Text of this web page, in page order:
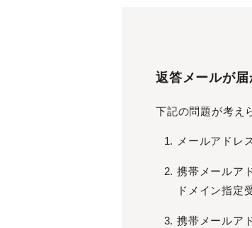
返答メールが
下記の問題が考え
メールアドレ
携帯メールア
ドメイン指定
携帯メールア